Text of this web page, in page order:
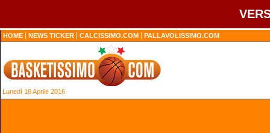
HOME NEWS TICKER CALCISSIMO.COM PALLAVOLISSIMO.COM
Lunedì 18 Aprile 2016